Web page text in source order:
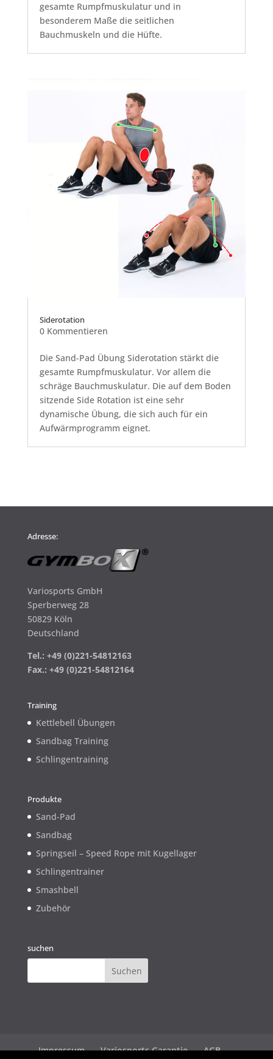
gesamte Rumpfmuskulatur und in
besonderem Maße die seitlichen
Bauchmuskeln und die Hüfte.
Siderotation
0 Kommentieren
Die Sand-Pad Übung Siderotation stärkt die
gesamte Rumpfmuskulatur. Vor allem die
schräge Bauchmuskulatur. Die auf dem Boden
sitzende Side Rotation ist eine sehr
dynamische Übung, die sich auch für ein
Aufwärmprogramm eignet.
Adresse:
Variosports GmbH
Sperberweg 28
50829 Köln
Deutschland
Tel.: +49 (0)221-54812163
Fax.: +49 (0)221-54812164
Training
Kettlebell Übungen
Sandbag Training
Schlingentraining
Produkte
Sand-Pad
Sandbag
Springseil – Speed Rope mit Kugellager
Schlingentrainer
Smashbell
Zubehör
suchen
Impressum Variosports Garantie
AGB